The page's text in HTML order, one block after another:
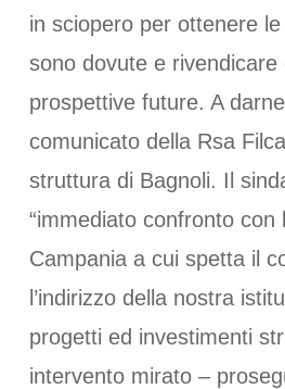
in sciopero per ottenere
sono dovute e rivendicare
prospettive future. A
comunicato della Rsa
struttura di Bagnoli. Il
“immediato confronto con
Campania a cui spetta il
l’indirizzo della nostra
progetti ed investimenti
intervento mirato –